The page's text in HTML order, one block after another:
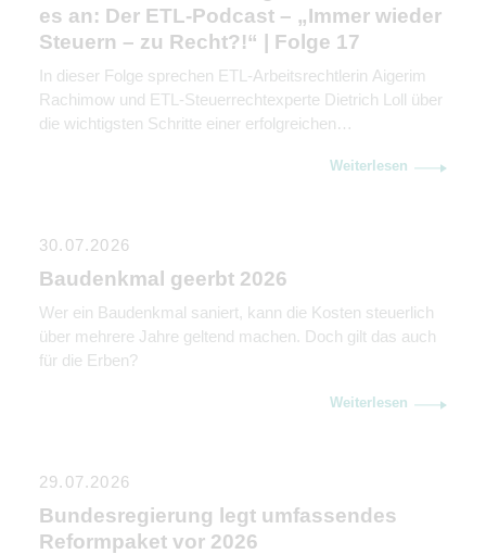
es an: Der ETL-Podcast – „Immer wieder
Steuern – zu Recht?!“ | Folge 17
In dieser Folge sprechen ETL-Arbeitsrechtlerin Aigerim
Rachimow und ETL-Steuerrechtexperte Dietrich Loll über
die wichtigsten Schritte einer erfolgreichen
Kommunikation genauso wichtig ist wie rechtliche und
Weiterlesen
30.07.2026
Baudenkmal geerbt 2026
Wer ein Baudenkmal saniert, kann die Kosten steuerlich
über mehrere Jahre geltend machen. Doch gilt das auch
für die Erben?
Weiterlesen
29.07.2026
Bundesregierung legt umfassendes
Reformpaket vor 2026